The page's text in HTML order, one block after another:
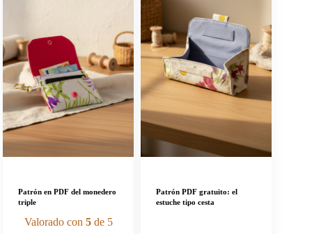
Patrón en PDF del monedero
triple
Valorado con 5de 5
Patrón PDF gratuito: el
estuche tipo cesta